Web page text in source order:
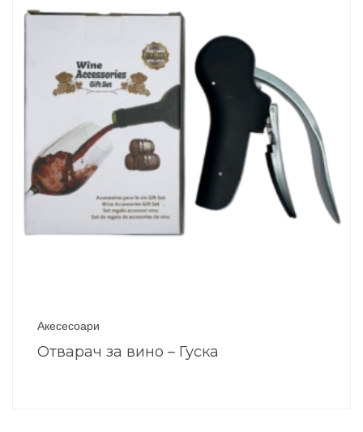
Акесесоари
Отварач за вино – Гуска